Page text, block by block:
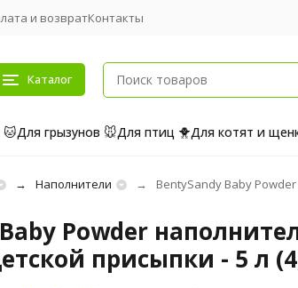
и возвратКонтакты
Каталог
Для грызунов 🐭Для птиц 🐥Для котят и
Наполнители BentySandy Baby
Powder
присыпки - 5 л